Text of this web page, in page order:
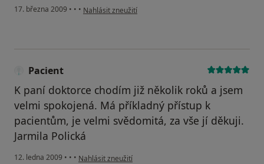
17. března 2009 • • • podle názoru uživatele Šmidtová
Nahlásit zneužití
Pacient
K paní doktorce chodím již několik roků a jsem
velmi spokojená. Má příkladný přístup k
pacientům, je velmi svědomitá, za vše jí děkuji.
Jarmila Polická
12. ledna 2009 • • • podle názoru uživatele Pacient
Nahlásit zneužití